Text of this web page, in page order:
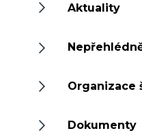
Aktuality
Organizace
Dokumenty